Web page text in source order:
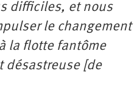
difficiles, et nous
le changement
la flotte fantôme
désastreuse [de